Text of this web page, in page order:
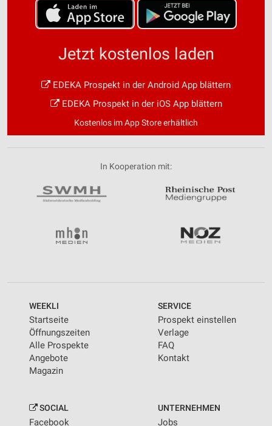
Jetzt kostenlos laden
EDEKA Prospekt in der Android App blättern
EDEKA Prospekt in der iOS App blättern
Kostenlos im App Store erhältlich
In Kooperation mit:
WEEKLI
Startseite
Öffnungszeiten
Alle Prospekte
Angebote
Magazin
SERVICE
Prospekt einstellen
Verlage
FAQ
Kontakt
SOCIAL
Facebook
UNTERNEHMEN
Jobs